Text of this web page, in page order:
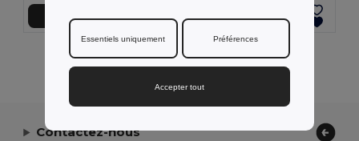
Affichage De Tous Les Produits.
Contactez-nous
Essentiels uniquement Préférences
Accepter tout